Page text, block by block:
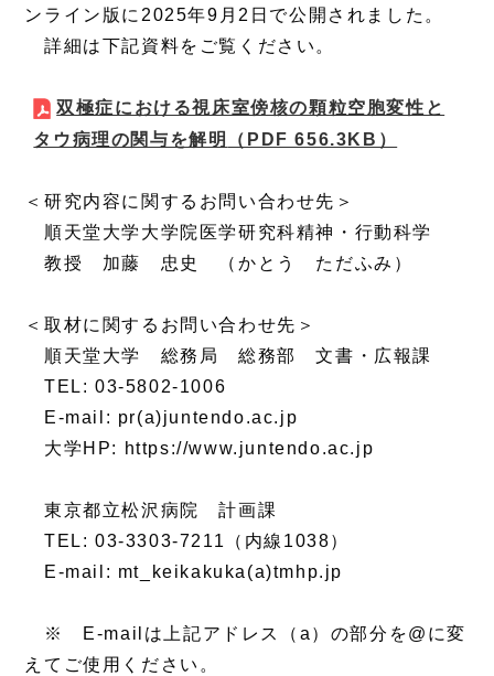
ンライン版に2025年9月2日で公開されました。
詳細は下記資料をご覧ください。
双極症における視床室傍核の顆粒空胞変性と
タウ病理の関与を解明
（PDF 656.3KB）
＜研究内容に関するお問い合わせ先＞
順天堂大学大学院医学研究科精神・行動科学
教授 加藤 忠史 （かとう ただふみ）
＜取材に関するお問い合わせ先＞
順天堂大学 総務局 総務部 文書・広報課
TEL: 03-5802-1006
E-mail: pr(a)juntendo.ac.jp
大学HP: https://www.juntendo.ac.jp
東京都立松沢病院 計画課
TEL: 03-3303-7211（内線1038）
E-mail: mt_keikakuka(a)tmhp.jp
※ E-mailは上記アドレス（a）の部分を@に変
えてご使用ください。